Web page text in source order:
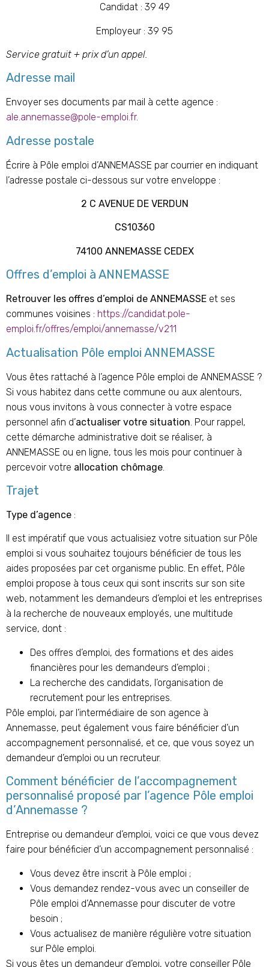
Candidat : 39 49
Employeur : 39 95
Service gratuit + prix d’un appel.
Adresse mail
Envoyer ses documents par mail à cette agence :
ale.annemasse@pole-emploi.fr.
Adresse postale
Écrire à Pôle emploi d’ANNEMASSE par courrier en indiquant
l’adresse postale ci-dessous sur votre enveloppe :
2 C AVENUE DE VERDUN
CS10360
74100 ANNEMASSE CEDEX
Offres d’emploi à ANNEMASSE
Retrouver les offres d’emploi de ANNEMASSE et ses
communes voisines : https://candidat.pole-
emploi.fr/offres/emploi/annemasse/v211
Actualisation Pôle emploi ANNEMASSE
Vous êtes rattaché à l’agence Pôle emploi de ANNEMASSE ?
Si vous habitez dans cette commune ou aux alentours,
nous vous invitons à vous connecter à votre espace
personnel afin d’actualiser votre situation . Pour rappel,
cette démarche administrative doit se réaliser, à
ANNEMASSE ou en ligne, tous les mois pour continuer à
percevoir votre allocation chômage
Trajet
Type d’agence :
Il est impératif que vous actualisiez votre situation sur Pôle
emploi si vous souhaitez toujours bénéficier de tous les
aides proposées par cet organisme public. En effet, Pôle
emploi propose à tous ceux qui sont inscrits sur son site
web, notamment les demandeurs d’emploi et les entreprises
à la recherche de nouveaux employés, une multitude
service, dont :
Des offres d’emploi, des formations et des aides
financières pour les demandeurs d’emploi ;
La recherche des candidats, l’organisation de
recrutement pour les entreprises.
Pôle emploi, par l’intermédiaire de son agence à
Annemasse, peut également vous faire bénéficier d’un
accompagnement personnalisé, et ce, que vous soyez un
demandeur d’emploi ou un recruteur.
Comment bénéficier de l’accompagnement
personnalisé proposé par l’agence Pôle emploi
d’Annemasse ?
Entreprise ou demandeur d’emploi, voici ce que vous devez
faire pour bénéficier d’un accompagnement personnalisé :
Vous devez être inscrit à Pôle emploi ;
Vous demandez rendez-vous avec un conseiller de
Pôle emploi d’Annemasse pour discuter de votre
besoin ;
Vous actualisez de manière régulière votre situation
sur Pôle emploi.
Si vous êtes un demandeur d’emploi, votre conseiller Pôle